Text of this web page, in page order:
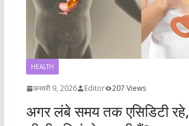
HEALTH
फ़रवरी 9, 2026 Editor 207 Views
अगर लंबे समय तक एसिडिटी